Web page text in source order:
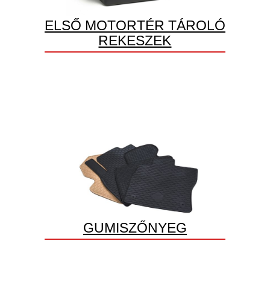
ELSŐ MOTORTÉR TÁROLÓ
REKESZEK
GUMISZŐNYEG